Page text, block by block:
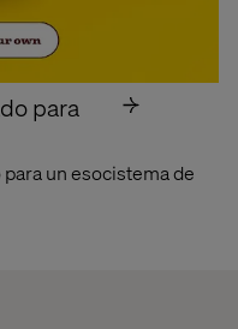
para
un esocistema de